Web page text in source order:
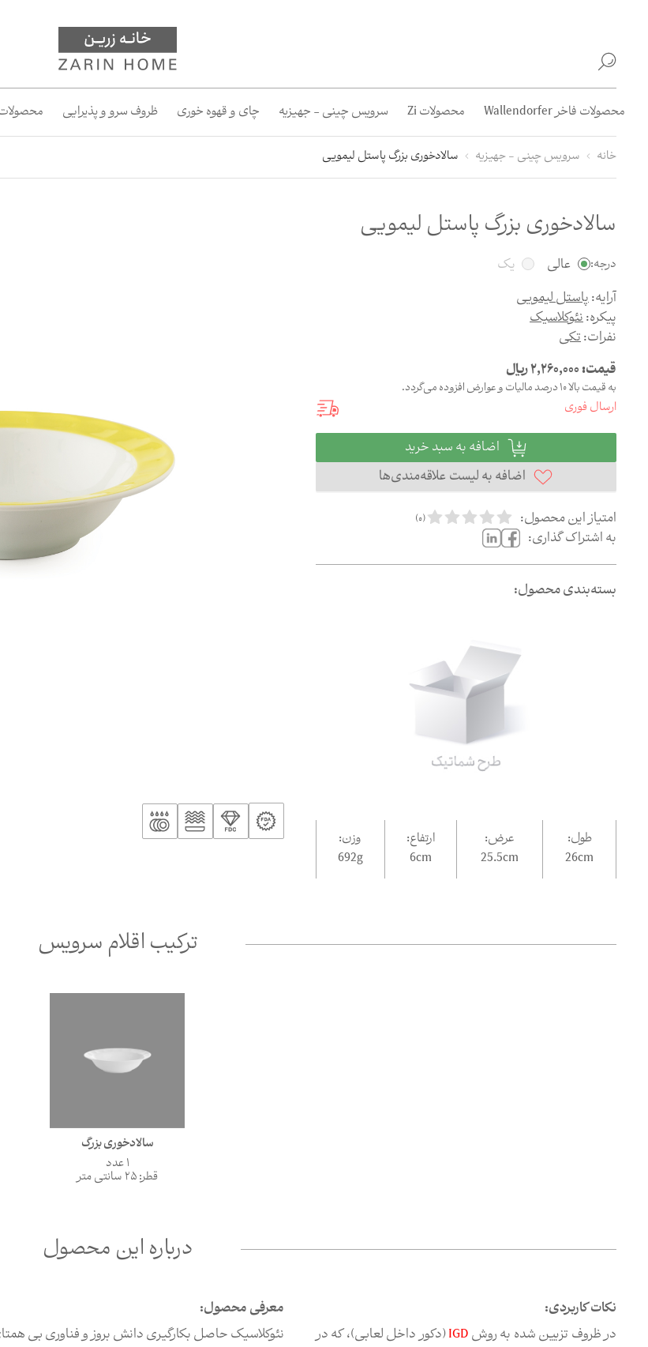
محصولات فاخر Wallendorfer محصولات Zi سرویس چینی - جهیزیه چای و قهوه خوری ظروف سرو و پذیرایی
خانه سرویس چینی - جهیزیه سالادخوری بزرگ پاستل لیمویی
سالادخوری بزرگ پاستل لیمویی
درجه: عالی
یک
آرایه:پاستل لیمویی
پیکره:نئوکلاسیک
نفرات:تکی
قیمت:2,260,000ریال
به قیمت بالا 10 درصد مالیات و عوارض افزوده می‌گردد.
ارسال فوری
اضافه به سبد خرید
اضافه به لیست علاقه‌مندی‌ها
امتیاز این محصول:
(
0
)
به اشتراک گذاری:
بسته‌بندی محصول:
طول:
26cm
عرض:
25.5cm
ارتفاع:
6cm
وزن:
692g
ترکیب اقلام سرویس
سالادخوری بزرگ
1 عدد
قطر: 25 سانتی متر
درباره این محصول
نکات کاربردی:
در ظروف تزیین شده به روشIGD(دکور داخل لعابی)، که در
معرفی محصول:
نئوکلاسیک حاصل بکارگیری دانش بروز و فناوری بی